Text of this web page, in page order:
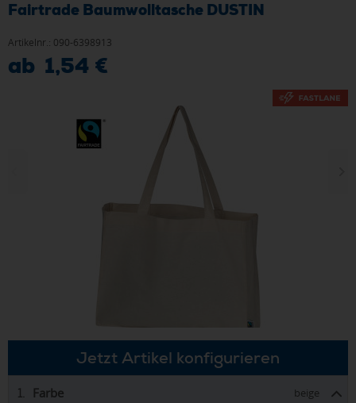
Fairtrade Baumwolltasche DUSTIN
Artikelnr.: 090-6398913
ab 1,54 €
Jetzt Artikel konfigurieren
1. Farbe beige